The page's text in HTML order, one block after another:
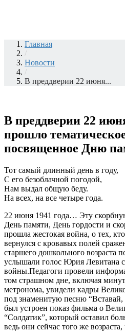
Главная
/
Новости
/
В преддверии 22 июня...
В преддверии 22
прошло
посвященное Дню
Тот самый длинный день в году,
С его безоблачной погодой,
Нам выдал общую беду.
На всех, на все четыре года.
22 июня 1941 года… Эту
День памяти, День гордости и
прошла жестокая война, о тех,
вернулся с кровавых полей
старшего дошкольного возраста
услышали голос Юрия Левитана
войны.Педагоги провели
том страшном дне, включая
метронома, увидели кадры
под знаменитую песню “Вставай,
был устроен показ фильма о
“Солдатик”, который оставил
ведь они сейчас того же